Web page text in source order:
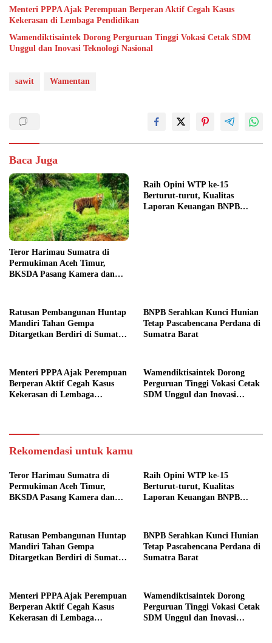
Menteri PPPA Ajak Perempuan Berperan Aktif Cegah Kasus
Kekerasan di Lembaga Pendidikan
Wamendiktisaintek Dorong Perguruan Tinggi Vokasi Cetak SDM
Unggul dan Inovasi Teknologi Nasional
sawit Wamentan
Baca Juga
Teror Harimau Sumatra di
Permukiman Aceh Timur,
BKSDA Pasang Kamera dan
Raih Opini WTP ke-15
Berturut-turut, Kualitas
Laporan Keuangan BNPB
Ratusan Pembangunan Huntap
Mandiri Tahan Gempa
Ditargetkan Berdiri di Sumatra
BNPB Serahkan Kunci Hunian
Tetap Pascabencana Perdana di
Sumatra Barat
Menteri PPPA Ajak Perempuan
Berperan Aktif Cegah Kasus
Kekerasan di Lembaga
Wamendiktisaintek Dorong
Perguruan Tinggi Vokasi Cetak
SDM Unggul dan Inovasi
Rekomendasi untuk kamu
Teror Harimau Sumatra di
Permukiman Aceh Timur,
BKSDA Pasang Kamera dan
Raih Opini WTP ke-15
Berturut-turut, Kualitas
Laporan Keuangan BNPB
Ratusan Pembangunan Huntap
Mandiri Tahan Gempa
Ditargetkan Berdiri di Sumatra
BNPB Serahkan Kunci Hunian
Tetap Pascabencana Perdana di
Sumatra Barat
Menteri PPPA Ajak Perempuan
Berperan Aktif Cegah Kasus
Kekerasan di Lembaga
Wamendiktisaintek Dorong
Perguruan Tinggi Vokasi Cetak
SDM Unggul dan Inovasi